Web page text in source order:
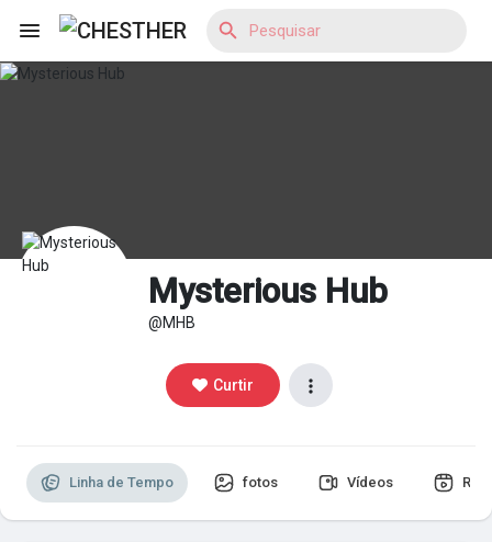
Encontrar Blogs
Meus Grupos
Mysterious Hub
@MHB
Curtir
Linha de Tempo fotos Vídeos